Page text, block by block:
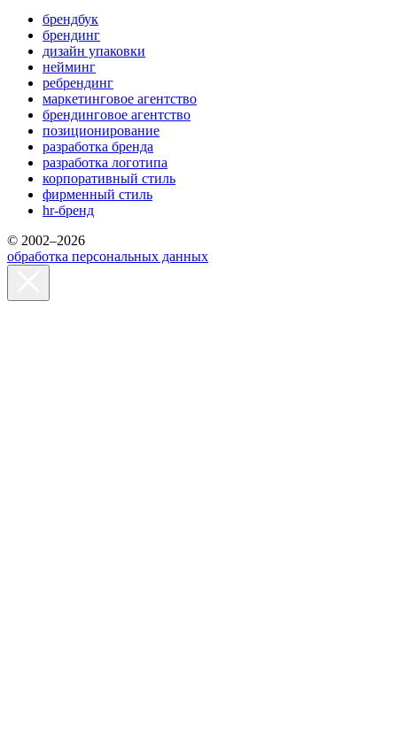
брендбук
брендинг
дизайн упаковки
нейминг
ребрендинг
маркетинговое агентство
брендинговое агентство
позиционирование
разработка бренда
разработка логотипа
корпоративный стиль
фирменный стиль
hr-бренд
© 2002–2026
обработка персональных данных